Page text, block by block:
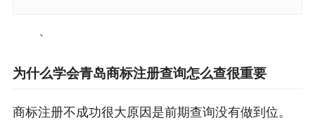
`
为什么学会青岛商标注册查询怎么查很重要
商标注册不成功很大原因是前期查询没有做到位。